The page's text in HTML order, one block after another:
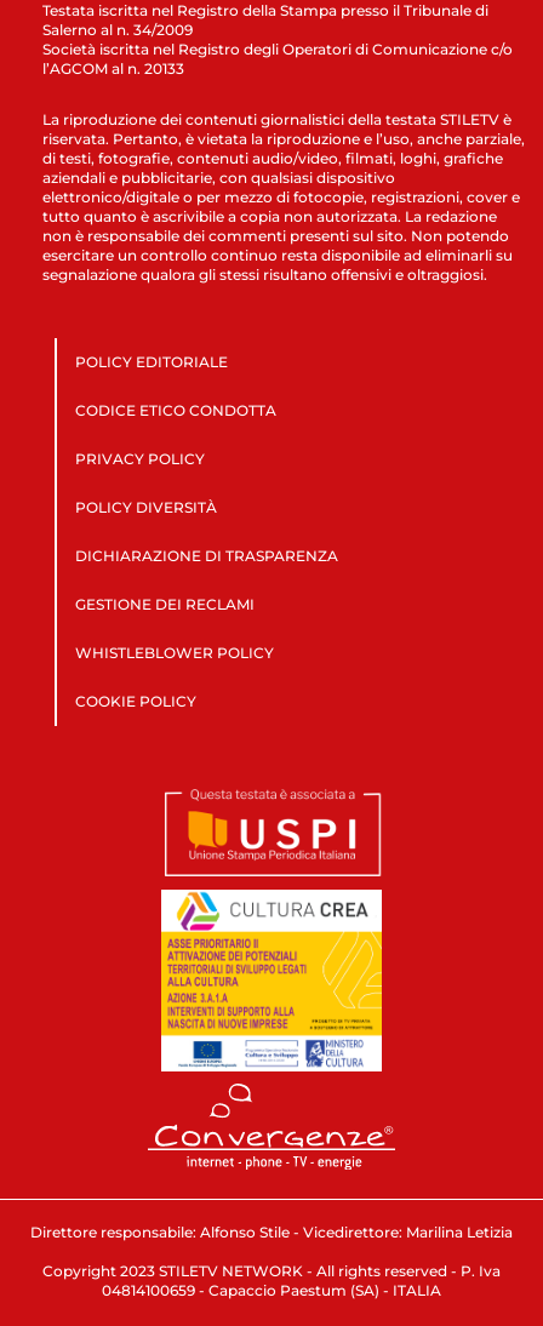
Testata iscritta nel Registro della Stampa presso il Tribunale di
Salerno al n. 34/2009
Società iscritta nel Registro degli Operatori di Comunicazione c/o
l’AGCOM al n. 20133
La riproduzione dei contenuti giornalistici della testata STILETV è
riservata. Pertanto, è vietata la riproduzione e l’uso, anche parziale,
di testi, fotografie, contenuti audio/video, filmati, loghi, grafiche
aziendali e pubblicitarie, con qualsiasi dispositivo
elettronico/digitale o per mezzo di fotocopie, registrazioni, cover e
tutto quanto è ascrivibile a copia non autorizzata. La redazione
non è responsabile dei commenti presenti sul sito. Non potendo
esercitare un controllo continuo resta disponibile ad eliminarli su
segnalazione qualora gli stessi risultano offensivi e oltraggiosi.
POLICY EDITORIALE
CODICE ETICO CONDOTTA
PRIVACY POLICY
POLICY DIVERSITÀ
DICHIARAZIONE DI TRASPARENZA
GESTIONE DEI RECLAMI
WHISTLEBLOWER POLICY
COOKIE POLICY
Direttore responsabile: Alfonso Stile - Vicedirettore: Marilina Letizia
Copyright 2023 STILETV NETWORK - All rights reserved - P. Iva
04814100659 - Capaccio Paestum (SA) - ITALIA